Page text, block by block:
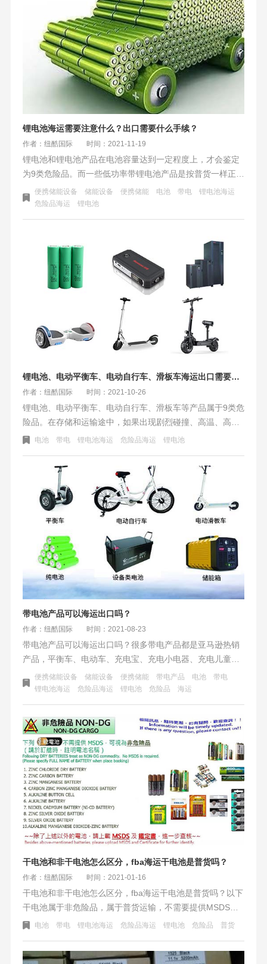
锂电池海运需要注意什么？出口需要什么手续？
作者：纽酷国际 时间：2021-11-19
锂电池和锂电池产品在电池容量达到一定程度上，才会鉴定
为9类危险品。而一些低功率带锂电池产品是按普货一样正常
运输的，比如10000毫安每小时以下的，属于比较安全的带
锂电池产品。9类危险品无论在存储，还是运输都需要严格按
便携储能设备 储能设备 便携储能 电池 带电
锂电池海运
危险品海运
锂电池
锂电池、电动平衡车、电动自行车、滑板车海运出口需要注意些什么
作者：纽酷国际 时间：2021-10-26
锂电池、电动平衡车、电动自行车、滑板车等产品属于9类危
险品。在存储和运输途中，如果出现剧烈碰撞、高温、高
压、潮湿短路等情况会有起火的危险。但是在一定规范包
衡车、电动自行车、滑板车海运出口需要注意些什么
电池 带电 锂电池海运 危险品海运 锂电池
带电池产品可以海运出口吗？
作者：纽酷国际 时间：2021-08-23
带电池产品可以海运出口吗？很多带电产品都是亚马逊热销
产品，平衡车、电动车、充电宝、充电小电器、充电儿童玩
具、无人机、电动自行车、电动滑板车、纯电池、设备类电
源、储能箱、不间断电源UPS等。这些带电池产品都可以通
便携储能设备 储能设备 便携储能 带电产品 电池
带电
锂电池海运
危险品海运 锂电池 危险品 海运
​干电池和非干电池怎么区分，fba海运干电池是普货吗？
作者：纽酷国际 时间：2021-01-16
干电池和非干电池怎么区分，fba海运干电池是普货吗？以下
干电池属于非危险品，属于普货运输，不需要提供MSDS及
鉴定书。是不需要提供认证，也不需要贴电池标签（请于订
锌锰电池；4.碳锌锰电池；5.碱性纽扣电池；6.碱性电池；7.
电池 带电 锂电池海运 危险品海运 锂电池 危险品 普货